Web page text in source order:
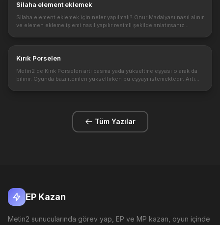
Silaha element eklemek
Silaha element eklemek için neler yapılmalı? Onur Madalyası nasıl alınır
ve elemen ekleme işlemi nasıl yapılır resimli şekilde anlatırsanız
Kırık Porselen
Metin2 de Kırık Porselen artı basma yada yükseltme eşyası olarak da
bilinir. Oyunda bazı itemleri yükseltirken bu eşyayı istemektedir. Artı
Tüm Yazılar
EP Kazan
Metin2 sunucularında görev yap, EP ve MP kazan, oyun içinde